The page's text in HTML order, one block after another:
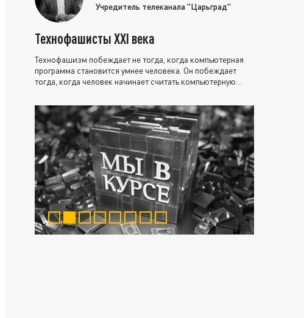
Учредитель телеканала "Царьград"
Технофашисты XXI века
Технофашизм побеждает не тогда, когда компьютерная
программа становится умнее человека. Он побеждает
тогда, когда человек начинает считать компьютерную